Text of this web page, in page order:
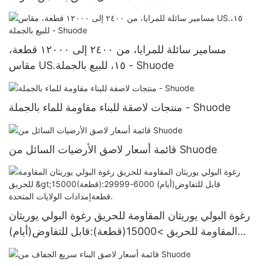
مسامير سائلة للمرايا، من ٢٤٠٠ إلى ١٢٠٠٠ قطعة،
مقاس US.١٥، للبيع بالجملة - Shuode
منتجات لاصقة للبناء مقاومة للماء بالجملة - Shuode
قائمة أسعار لاصق الأرضيات السائل من Shuode
رغوة البولي يوريثان المقاومة للحريق رغوة البولي يوريثان
المقاومة للحريق >15000(قطعة):قابل للتفاوض(أيام)